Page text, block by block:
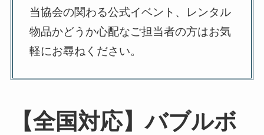
当協会の関わる公式イベント、レンタル
物品かどうか心配なご担当者の方はお気
軽にお尋ねください。
【全国対応】バブルボ